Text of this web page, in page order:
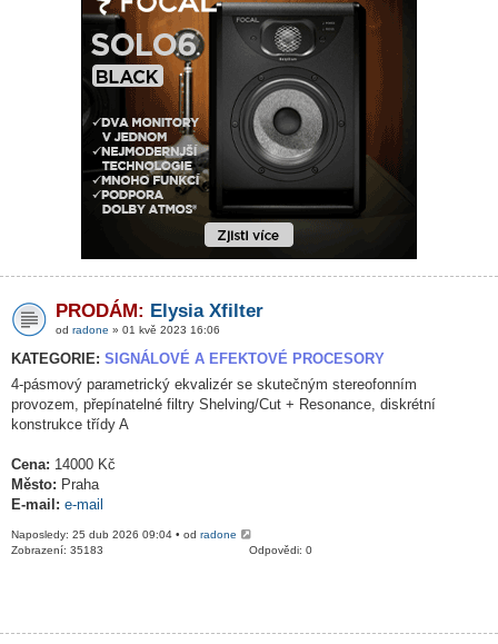
PRODÁM: Elysia Xfilter
od radone » 01 kvě 2023 16:06
KATEGORIE: SIGNÁLOVÉ A EFEKTOVÉ PROCESORY
4-pásmový parametrický ekvalizér se skutečným stereofonním
provozem, přepínatelné filtry Shelving/Cut + Resonance, diskrétní
konstrukce třídy A
Cena: 14000 Kč
Město: Praha
E-mail: e-mail
Naposledy: 25 dub 2026 09:04 • od radone
Odpovědi: 0
Zobrazení: 35183